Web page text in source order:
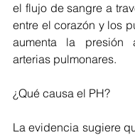
el flujo de sangre a
entre el corazón y los
aumenta la presión
arterias pulmonares.
¿Qué causa el PH?
La evidencia sugiere